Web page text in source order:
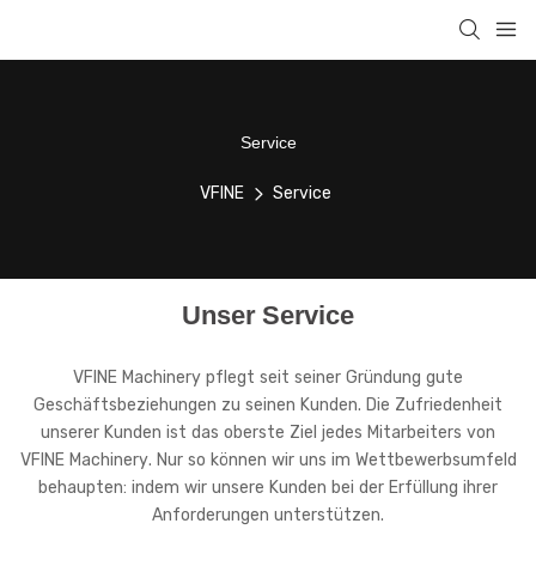
Service
VFINE Service
Unser Service
VFINE Machinery pflegt seit seiner Gründung gute
Geschäftsbeziehungen zu seinen Kunden. Die Zufriedenheit
unserer Kunden ist das oberste Ziel jedes Mitarbeiters von
VFINE Machinery. Nur so können wir uns im Wettbewerbsumfeld
behaupten: indem wir unsere Kunden bei der Erfüllung ihrer
Anforderungen unterstützen.